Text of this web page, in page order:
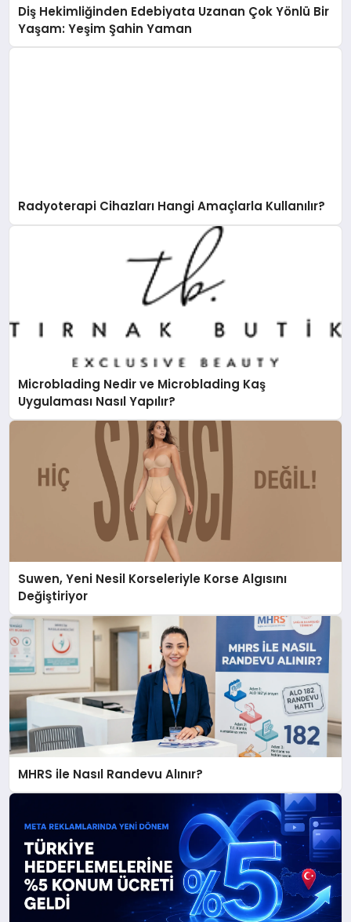
Diş Hekimliğinden Edebiyata Uzanan Çok Yönlü Bir
Yaşam: Yeşim Şahin Yaman
Radyoterapi Cihazları Hangi Amaçlarla Kullanılır?
Microblading Nedir ve Microblading Kaş
Uygulaması Nasıl Yapılır?
Suwen, Yeni Nesil Korseleriyle Korse Algısını
Değiştiriyor
MHRS ile Nasıl Randevu Alınır?